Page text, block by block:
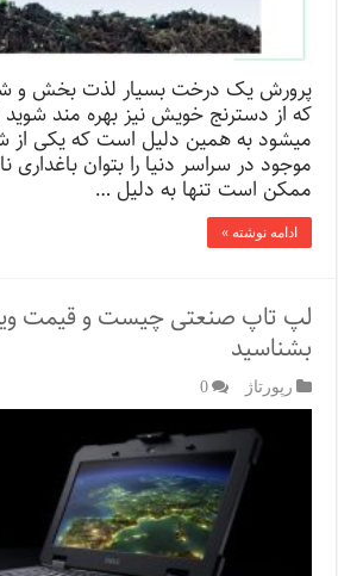
پرورش یک درخت بسیار لذت بخش و
که از دسترنج خویش نیز بهره مند
می­شود به همین دلیل است که یکی
موجود در سراسر دنیا را بتوان باغداری
ممکن است تنها به دلیل …
ادامه نوشته »
لپ تاپ صنعتی چیست و قیمت
بشناسید
رپورتاژ‌ 0